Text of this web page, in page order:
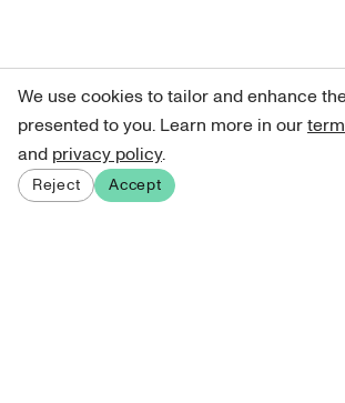
We use cookies to tailor and enhance
presented to you. Learn more in our
and privacy policy.
Reject Accept